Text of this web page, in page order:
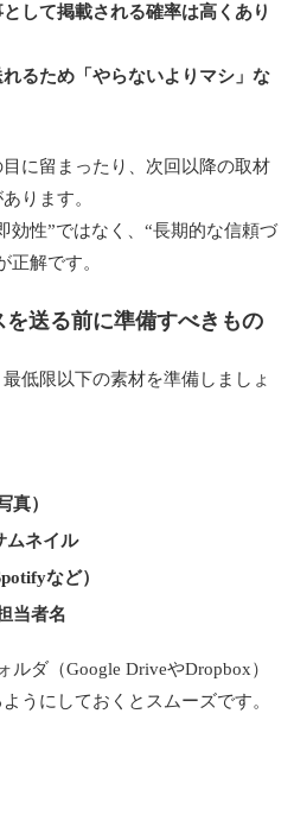
して掲載される確率は高くあり
るため「やらないよりマシ」な
に留まったり、次回以降の取材
ります。
効性”ではなく、“長期的な信頼づ
正解です。
送る前に準備すべきもの
低限以下の素材を準備しましょ
真）
ムネイル
など）
当者名
ルダ（Google DriveやDropbox）
うにしておくとスムーズです。